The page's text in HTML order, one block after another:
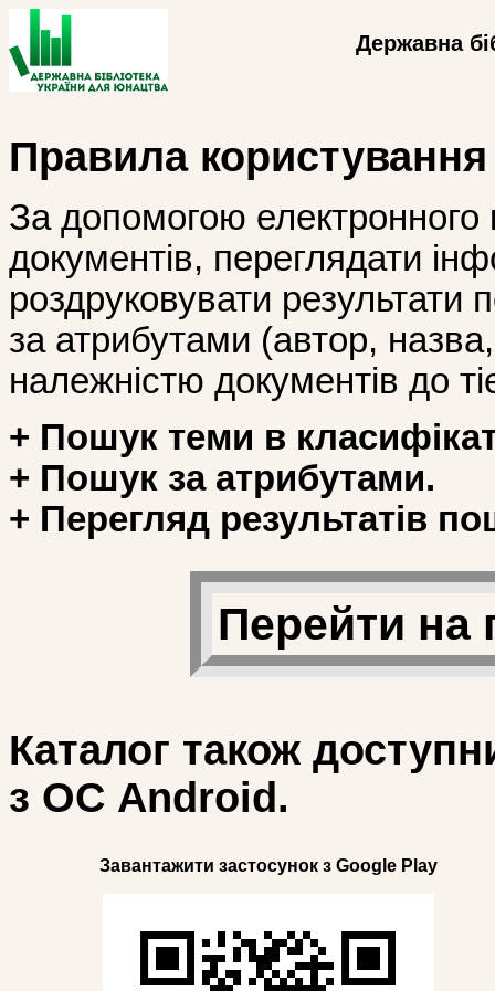
Державна
Правила
За допомогою
документів, переглядати
роздруковувати
за атрибутами (автор, назва,
належністю документів до
+ Пошук теми в
+ Пошук за атрибутами.
+ Перегляд результатів
Перейти на
Каталог також
з ОС Android.
Завантажити застосунок з Google Play